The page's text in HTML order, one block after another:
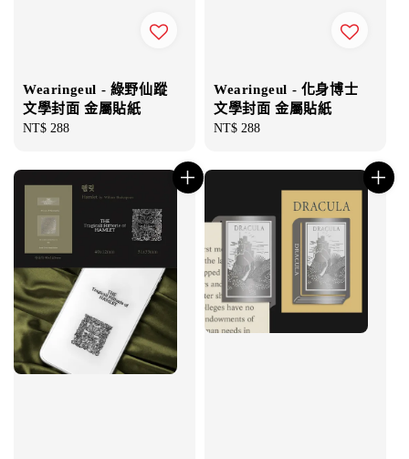
Wearingeul - 綠野仙蹤
文學封面 金屬貼紙
Regular
NT$ 288
Wearingeul - 化身博士
文學封面 金屬貼紙
Regular
NT$ 288